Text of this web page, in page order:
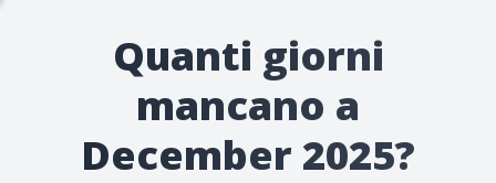
Quanti giorni
mancano a
December 2025?